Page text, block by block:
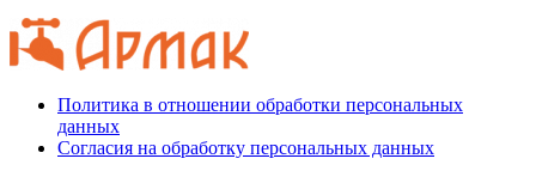
Политика в отношении обработки персональных
данных
Согласия на обработку персональных данных